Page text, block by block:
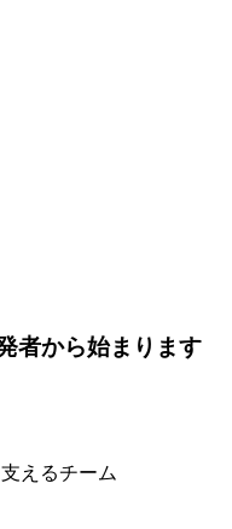
者から始まります
えるチーム